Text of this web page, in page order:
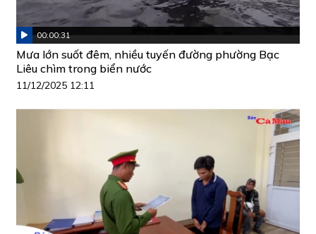
00:00:31
Mưa lớn suốt đêm, nhiều tuyến đường phường Bạc
Liêu chìm trong biển nước
11/12/2025 12:11